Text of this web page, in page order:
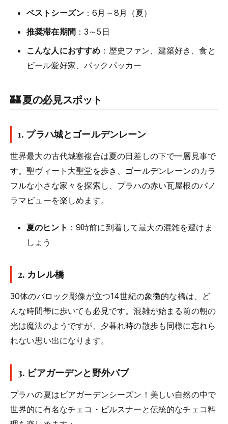
ベストシーズン ：6月～8月（夏）
推奨滞在期間 ：3～5日
こんな人におすすめ ：歴史ファン、建築好き、食と
ビール愛好家、バックパッカー
🏰 夏の必見スポット
1. プラハ城とゴールデンレーン
世界最大の古代城塞複合は夏の日差しの下で一層見事で
す。聖ヴィート大聖堂を歩き、ゴールデンレーンのカラ
フルな小さな家々を探索し、プラハの赤い瓦屋根のパノ
ラマビューを楽しめます。
夏のヒント ：9時前に到着して最大の混雑を避けま
しょう
2. カレル橋
30体のバロック彫像が立つ14世紀の象徴的な橋は、ど
んな時間帯に歩いても必見です。混雑が始まる前の朝の
光は魔法のようですが、夕暮れ時の散歩も同様に忘れら
れない思い出になります。
3. ビアガーデンと野外パブ
プラハの夏はビアガーデンシーズン！美しい自然の中で
世界的に有名なチェコ・ピルスナーと伝統的なチェコ料